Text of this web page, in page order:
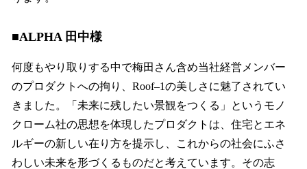
■ALPHA 田中様
何度もやり取りする中で梅田さん含め当社経営メンバー
のプロダクトへの拘り、Roof–1の美しさに魅了されてい
きました。「未来に残したい景観をつくる」というモノ
クローム社の思想を体現したプロダクトは、住宅とエネ
ルギーの新しい在り方を提示し、これからの社会にふさ
わしい未来を形づくるものだと考えています。その志